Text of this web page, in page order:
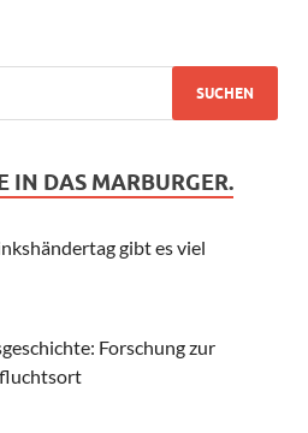
IN DAS MARBURGER.
gibt es viel
Forschung zur